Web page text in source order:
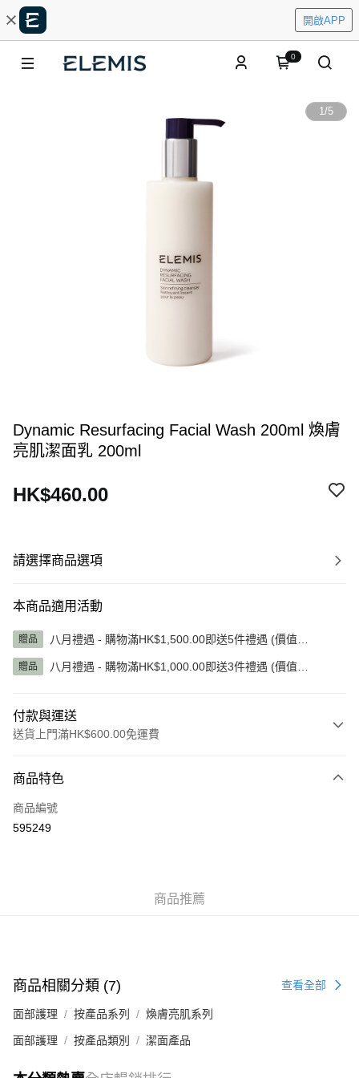
開啟APP
0
1/5
Dynamic Resurfacing Facial Wash 200ml 煥膚
亮肌潔面乳 200ml
HK$460.00
請選擇商品選項
本商品適用活動
贈品
八月禮遇 - 購物滿HK$1,500.00即送5件禮遇 (價值
贈品
八月禮遇 - 購物滿HK$1,000.00即送3件禮遇 (價值
付款與運送
送貨上門滿HK$600.00免運費
信用卡
AlipayHK
商品特色
商品編號
595249
商品推薦
商品相關分類 (7) 查看全部
面部護理 按產品系列 煥膚亮肌系列
面部護理 按產品類別 潔面產品